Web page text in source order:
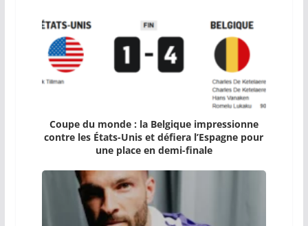
Coupe du monde : la Belgique impressionne
contre les États-Unis et défiera l’Espagne pour
une place en demi-finale